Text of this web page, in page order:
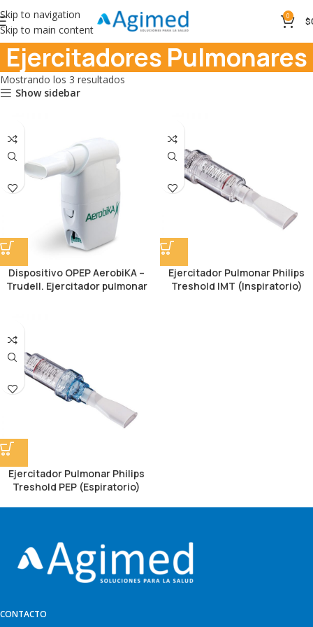
Skip to navigation
Skip to main content
0 $
Ejercitadores Pulmonares
Mostrando los 3 resultados
Show sidebar
Dispositivo OPEP AerobiKA –
Trudell. Ejercitador pulmonar
Ejercitador Pulmonar Philips
Treshold IMT (Inspiratorio)
Ejercitador Pulmonar Philips
Treshold PEP (Espiratorio)
CONTACTO